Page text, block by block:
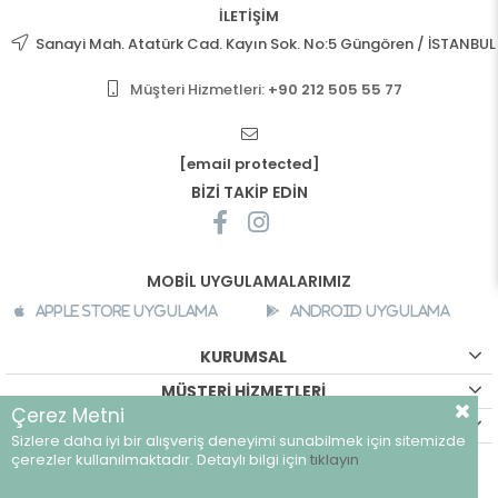
İLETİŞİM
Sanayi Mah. Atatürk Cad. Kayın Sok. No:5 Güngören / İSTANBUL
Müşteri Hizmetleri: +90 212 505 55 77
[email protected]
BİZİ TAKİP EDİN
MOBİL UYGULAMALARIMIZ
Apple Store Uygulama Android Uygulama
KURUMSAL
MÜŞTERİ HİZMETLERİ
©breeze.com.tr - Tüm hakları saklıdır.
Çerez Metni
Sizlere daha iyi bir alışveriş deneyimi sunabilmek için sitemizde
çerezler kullanılmaktadır. Detaylı bilgi için tıklayın